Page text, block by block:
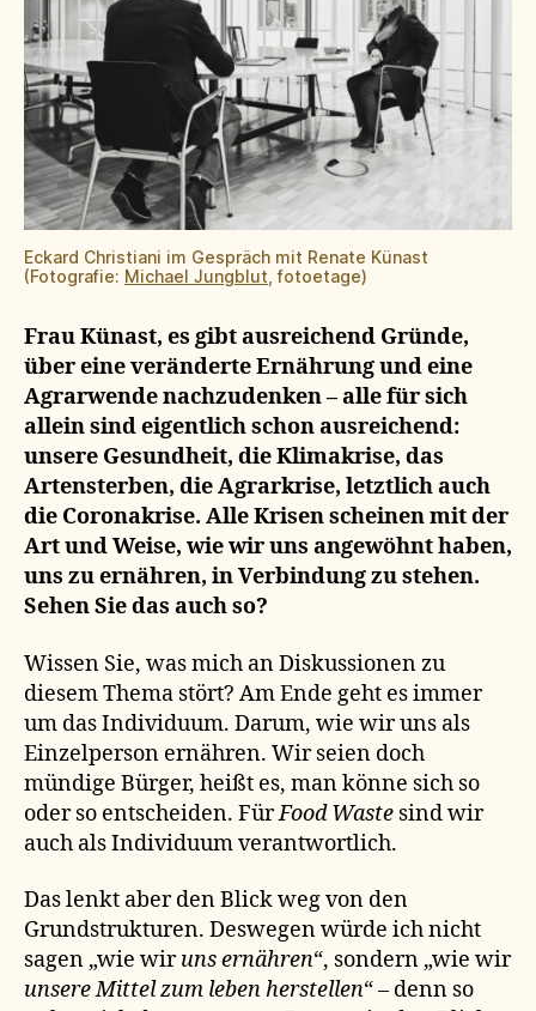
Eckard Christiani im Gespräch mit Renate Künast
(Fotografie: Michael Jungblut, fotoetage)
Frau Künast, es gibt ausreichend Gründe,
über eine veränderte Ernährungund eine
Agrarwende nachzudenken –alle für sich
allein sind eigentlich schon ausreichend:
unsere Gesundheit, die Klimakrise, das
Artensterben, die Agrarkrise, letztlich auch
die Coronakrise. Alle Krisen scheinen mit der
Art und Weise, wie wiruns angewöhnt haben,
uns zu ernähren, in Verbindung zu stehen.
Sehen Sie das auch so?
Wissen Sie, was mich an Diskussionen zu
diesem Thema stört? Am Ende geht es immer
um das Individuum. Darum, wie wir uns als
Einzelperson ernähren. Wir seien doch
mündige Bürger, heißt es, man könne sich so
oder so entscheiden. FürFood Waste sind wir
auch als Individuum verantwortlich.
Das lenkt aber den Blick weg von den
Grundstrukturen. Deswegen würde ich nicht
sagen „wie wiruns ernähren“, sondern „wie wir
unsere Mittel zum leben herstellen“ – denn so